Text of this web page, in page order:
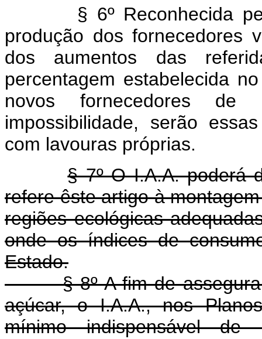
§ 6º Reconhecida pelo
produção dos fornecedores
dos aumentos das
percentagem estabelecida
novos fornecedores
impossibilidade, serão
com lavouras próprias.
§ 7º O I.A.A. poderá
refere êste artigo à
regiões ecológicas
onde os índices de
Estado.
§ 8º A fim de assegurar
açúcar, o I.A.A., nos
mínimo indispensável